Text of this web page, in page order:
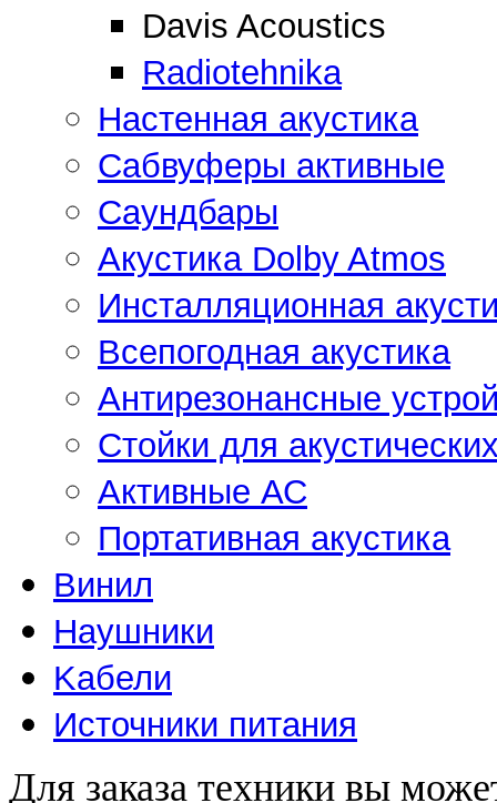
Davis Acoustics
Radiotehnika
Настенная акустика
Сабвуферы активные
Саундбары
Акустика Dolby Atmos
Инсталляционная
Всепогодная акустика
Антирезонансные
Стойки для
Активные АС
Портативная акустика
Винил
Наушники
Kабели
Источники питания
Для заказа техники вы